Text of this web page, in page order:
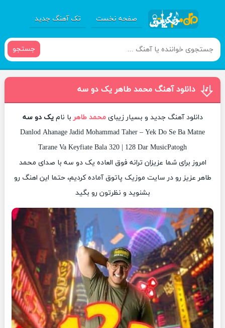
صفحه نخست تک آهنگ جدید
جستجو
دانلود آهنگ محمد طاهر یک دو سه
دانلود آهنگ جدید و بسیار زیبایمحمد طاهربا نامیک دو سه
Danlod Ahanage Jadid Mohammad Taher – Yek Do Se Ba Matne
Tarane Va Keyfiate Bala 320 | 128 Dar MusicPatogh
امروز برای شما عزیزان ترانه فوق العاده یک دو سه با صدای محمد
طاهر عزیز رو در سایت موزیک پاتوق آماده کردیم، حتما این اهنگ رو
بشنوید و نظرتون رو بگید